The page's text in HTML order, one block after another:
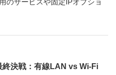
終決戦：有線LAN vs Wi-Fi